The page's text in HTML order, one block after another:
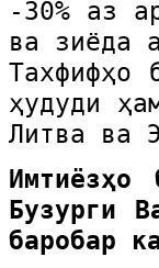
-30% аз
ва зиёда
Тахфифҳо
ҳудуди
Литва ва
Имтиёзҳо
Бузурги
баробар